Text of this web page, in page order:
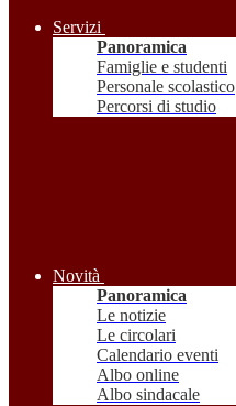
Servizi
Panoramica
Famiglie e studenti
Personale scolastico
Percorsi di studio
Novità
Panoramica
Le notizie
Le circolari
Calendario eventi
Albo online
Albo sindacale